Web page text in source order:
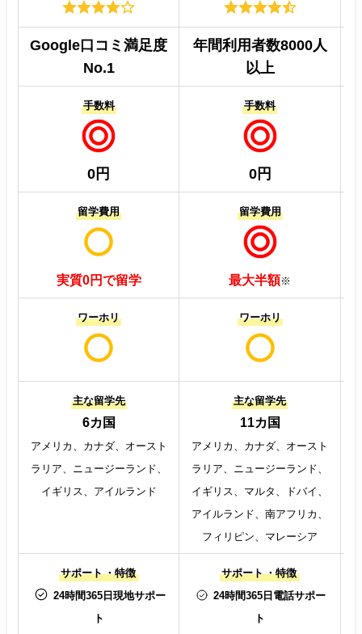
Google口コミ満足度
No.1
年間利用者数8000人
以上
手数料
0円
手数料
0円
留学費用
実質0円で留学
留学費用
最大半額※
ワーホリ ワーホリ
主な留学先
6カ国
アメリカ、カナダ、オースト
ラリア、ニュージーランド、
イギリス、アイルランド
主な留学先
11カ国
アメリカ、カナダ、オースト
ラリア、ニュージーランド、
イギリス、マルタ、ドバイ、
アイルランド、南アフリカ、
フィリピン、マレーシア
サポート・特徴
24時間365日現地サポー
ト
サポート・特徴
24時間365日電話サポー
ト